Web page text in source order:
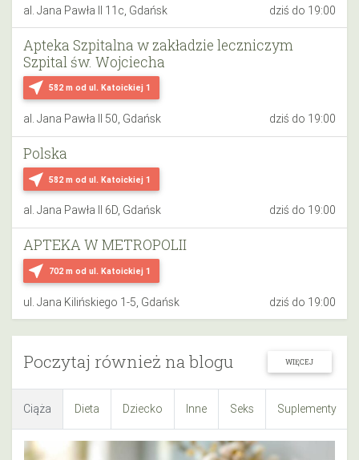
al. Jana Pawła II 11c, Gdańsk dziś do 19:00
near_me 582 m od ul. Katoickiej 1
Apteka Szpitalna w zakładzie leczniczym
Szpital św. Wojciecha
al. Jana Pawła II 50, Gdańsk dziś do 19:00
near_me 582 m od ul. Katoickiej 1
Polska
al. Jana Pawła II 6D, Gdańsk dziś do 19:00
near_me 702 m od ul. Katoickiej 1
APTEKA W METROPOLII
ul. Jana Kilińskiego 1-5, Gdańsk dziś do 19:00
Poczytaj również na blogu WIĘCEJ
Ciąża Dieta Dziecko Inne Seks Suplementy